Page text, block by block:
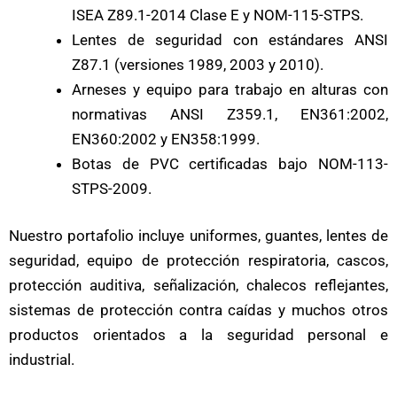
ISEA Z89.1-2014 Clase E y NOM-115-STPS.
Lentes de seguridad con estándares ANSI
Z87.1 (versiones 1989, 2003 y 2010).
Arneses y equipo para trabajo en alturas con
normativas ANSI Z359.1, EN361:2002,
EN360:2002 y EN358:1999.
Botas de PVC certificadas bajo NOM-113-
STPS-2009.
Nuestro portafolio incluye uniformes, guantes, lentes de
seguridad, equipo de protección respiratoria, cascos,
protección auditiva, señalización, chalecos reflejantes,
sistemas de protección contra caídas y muchos otros
productos orientados a la seguridad personal e
industrial.